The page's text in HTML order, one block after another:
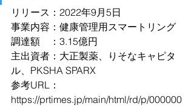
リリース：2022年9月5日
事業内容：健康管理用スマートリング
調達額　：3.15億円
主出資者：大正製薬、りそなキャピタ
ル、PKSHA SPARX
参考URL：
https://prtimes.jp/main/html/rd/p/000000